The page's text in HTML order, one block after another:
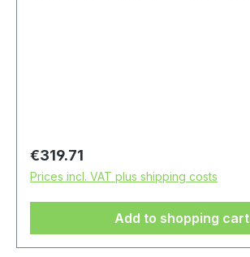
Regular price:
€319.71
Prices incl. VAT plus shipping costs
Add to shopping cart